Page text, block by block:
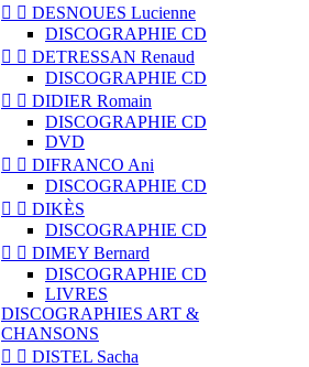
  DESNOUES Lucienne
DISCOGRAPHIE CD
  DETRESSAN Renaud
DISCOGRAPHIE CD
  DIDIER Romain
DISCOGRAPHIE CD
DVD
  DIFRANCO Ani
DISCOGRAPHIE CD
  DIKÈS
DISCOGRAPHIE CD
  DIMEY Bernard
DISCOGRAPHIE CD
LIVRES
DISCOGRAPHIES ART &
CHANSONS
  DISTEL Sacha